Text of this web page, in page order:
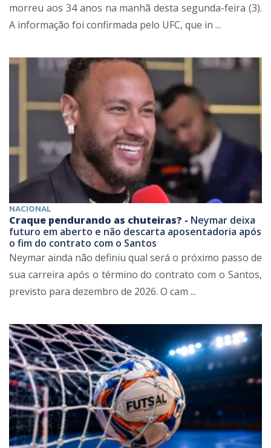
morreu aos 34 anos na manhã desta segunda-feira (3).
A informação foi confirmada pelo UFC, que in ...
NACIONAL
Craque pendurando as chuteiras? - Neymar deixa
futuro em aberto e não descarta aposentadoria após
o fim do contrato com o Santos
Neymar ainda não definiu qual será o próximo passo de
sua carreira após o término do contrato com o Santos,
previsto para dezembro de 2026. O cam ...